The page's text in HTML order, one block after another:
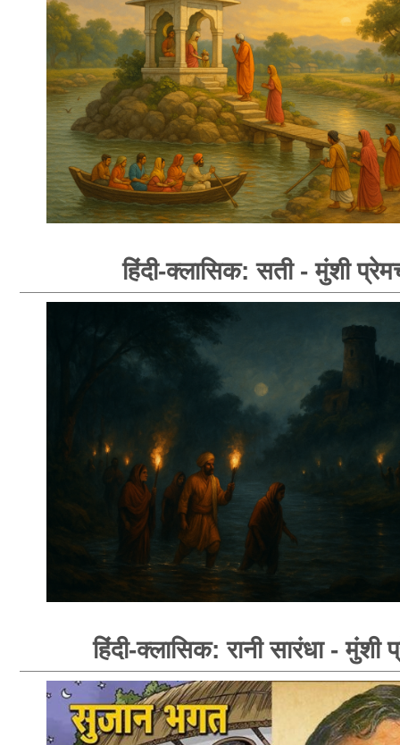
हिंदी-क्लासिक: सती - मुंशी
हिंदी-क्लासिक: रानी सारंधा - मुंशी